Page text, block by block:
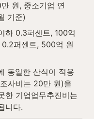
원, 중소기업 연
기준)
하 0.3퍼센트, 100억
퍼센트, 500억 원
동일한 산식이 적용
사비는 20만 원)을
한 기업업무추진비는
니다.